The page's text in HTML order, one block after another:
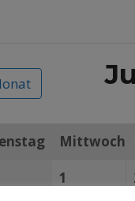
Mittwoch
1